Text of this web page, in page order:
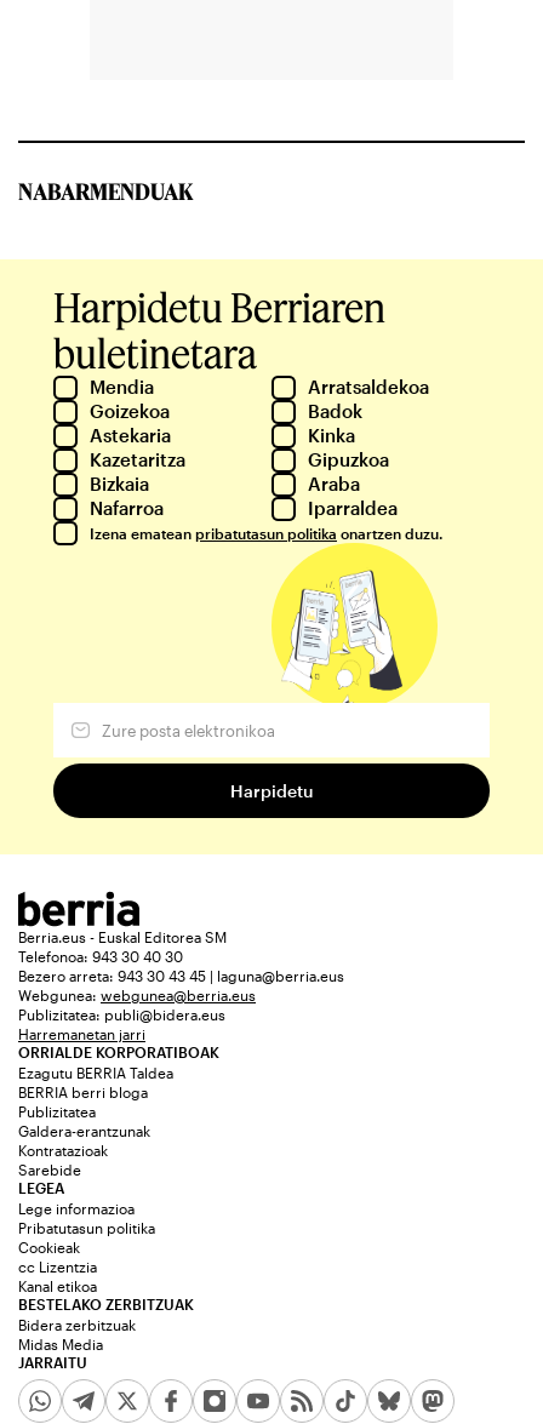
NABARMENDUAK
Harpidetu Berriaren
buletinetara
Mendia
Arratsaldekoa
Goizekoa
Badok
Astekaria
Kinka
Kazetaritza
Gipuzkoa
Bizkaia
Araba
Nafarroa
Iparraldea
Izena ematean pribatutasun politika onartzen duzu.
Berria.eus - Euskal Editorea SM
Telefonoa: 943 30 40 30
Bezero arreta: 943 30 43 45 | laguna@berria.eus
Webgunea: webgunea@berria.eus
Publizitatea: publi@bidera.eus
Harremanetan jarri
ORRIALDE KORPORATIBOAK
Ezagutu BERRIA Taldea
BERRIA berri bloga
Publizitatea
Galdera-erantzunak
Kontratazioak
Sarebide
JARRAITU
LEGEA
Lege informazioa
Pribatutasun politika
Cookieak
cc Lizentzia
Kanal etikoa
BESTELAKO ZERBITZUAK
Bidera zerbitzuak
Midas Media